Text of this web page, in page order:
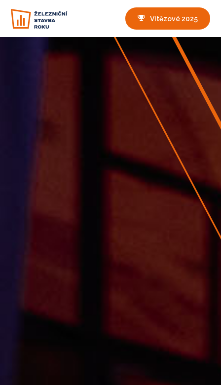
Vítězové 2025